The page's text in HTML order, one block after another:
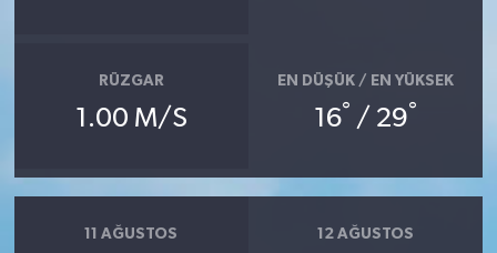
RÜZGAR
1.00 M/S
EN DÜŞÜK / EN YÜKSEK
16° / 29°
11 AĞUSTOS 12 AĞUSTOS